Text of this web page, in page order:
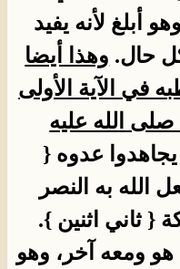
أبلغ لأنه يفيد
كل حال. وهذا أيضا
في الآية الأولى
صلى الله عليه
يجاهدوا عدوه {
الله به النصر
{ ثاني اثنين }.
ومعه آخر، وهو